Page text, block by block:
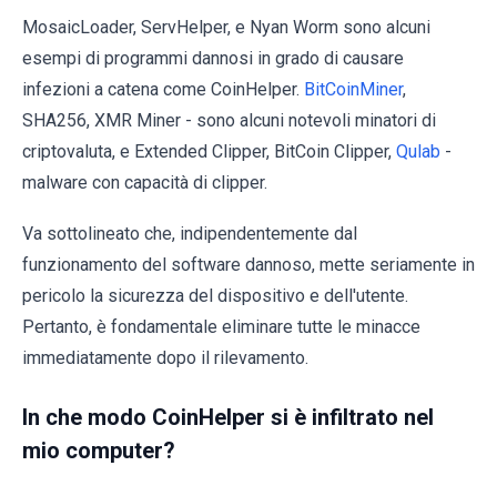
MosaicLoader, ServHelper, e Nyan Worm sono alcuni
esempi di programmi dannosi in grado di causare
infezioni a catena come CoinHelper. BitCoinMiner,
SHA256, XMR Miner - sono alcuni notevoli minatori di
criptovaluta, e Extended Clipper, BitCoin Clipper, Qulab -
malware con capacità di clipper.
Va sottolineato che, indipendentemente dal
funzionamento del software dannoso, mette seriamente in
pericolo la sicurezza del dispositivo e dell'utente.
Pertanto, è fondamentale eliminare tutte le minacce
immediatamente dopo il rilevamento.
In che modo CoinHelper si è infiltrato nel
mio computer?